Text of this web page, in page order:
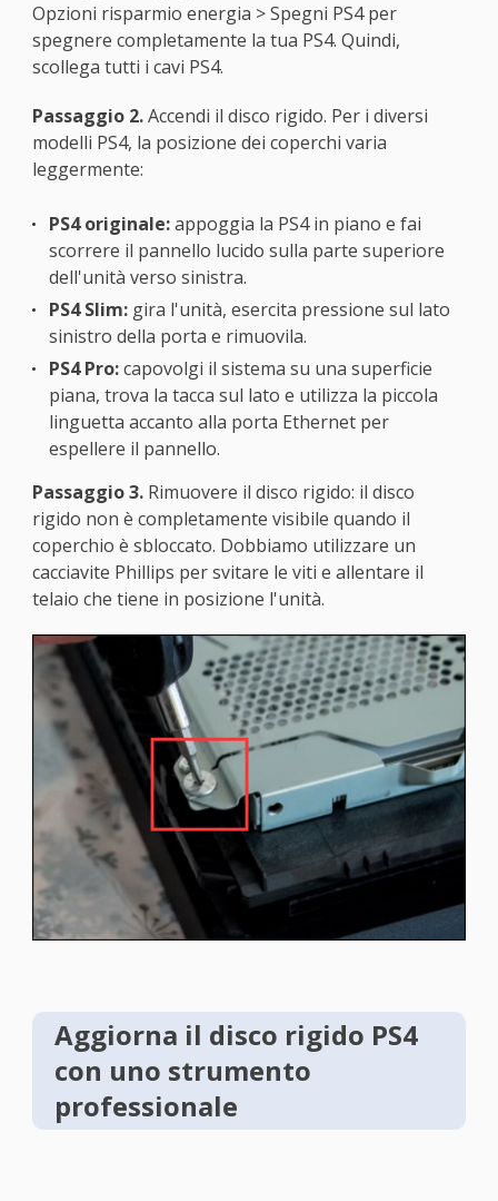
Opzioni risparmio energia > Spegni PS4 per
spegnere completamente la tua PS4. Quindi,
scollega tutti i cavi PS4.
Passaggio 2.Accendi il disco rigido. Per i diversi
modelli PS4, la posizione dei coperchi varia
leggermente:
PS4 originale:appoggia la PS4 in piano e fai
scorrere il pannello lucido sulla parte superiore
dell'unità verso sinistra.
PS4 Slim:gira l'unità, esercita pressione sul lato
sinistro della porta e rimuovila.
PS4 Pro:capovolgi il sistema su una superficie
piana, trova la tacca sul lato e utilizza la piccola
linguetta accanto alla porta Ethernet per
espellere il pannello.
Passaggio 3.Rimuovere il disco rigido: il disco
rigido non è completamente visibile quando il
coperchio è sbloccato. Dobbiamo utilizzare un
cacciavite Phillips per svitare le viti e allentare il
telaio che tiene in posizione l'unità.
Aggiorna il disco rigido PS4
con uno strumento
professionale